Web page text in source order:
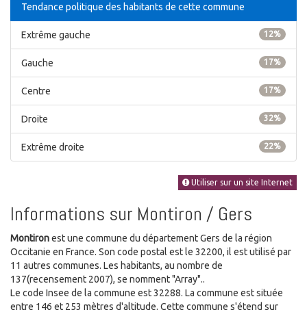
Tendance politique des habitants de cette commune
12%
Extrême gauche
17%
Gauche
17%
Centre
32%
Droite
22%
Extrême droite
Utiliser sur un site Internet
Informations sur Montiron / Gers
Montironest une commune du département Gers de la région
Occitanie en France. Son code postal est le 32200, il est utilisé par
11 autres communes. Les habitants, au nombre de
137(recensement 2007), se nomment "Array"..
Le code Insee de la commune est 32288. La commune est située
entre 146 et 253 mètres d'altitude. Cette commune s'étend sur